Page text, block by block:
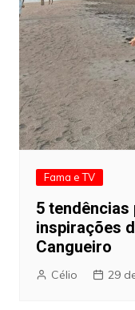
Fama e TV
5 tendências
inspirações
Cangueiro
Célio 29